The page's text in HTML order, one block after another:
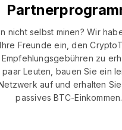
nicht selbst minen? Wir
Freunde ein, den
zu
paar Leuten, bauen Sie ein
auf und erhalten
passives BTC-Einkommen.